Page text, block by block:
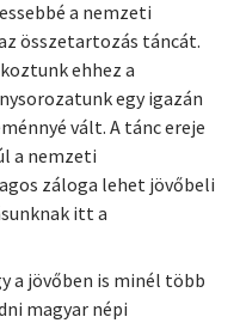
a nemzeti
összetartozás táncát.
ehhez a
egy igazán
vált. A tánc ereje
a nemzeti
záloga lehet jövőbeli
itt a
a jövőben is minél több
magyar népi